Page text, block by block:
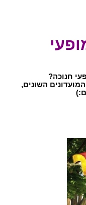
חנוכה?
השונים,